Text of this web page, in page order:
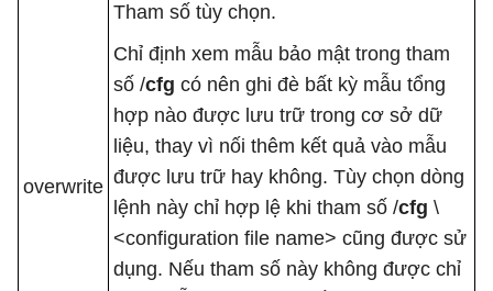
overwrite
Tham số tùy chọn.
Chỉ định xem mẫu bảo mật trong tham
số /cfg có nên ghi đè bất kỳ mẫu tổng
hợp nào được lưu trữ trong cơ sở dữ
liệu, thay vì nối thêm kết quả vào mẫu
được lưu trữ hay không. Tùy chọn dòng
lệnh này chỉ hợp lệ khi tham số /cfg \
<configuration file name> cũng được sử
dụng. Nếu tham số này không được chỉ